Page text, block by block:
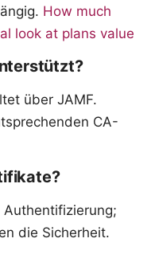
How much
look at plans value
über JAMF.
CA-
die Sicherheit.